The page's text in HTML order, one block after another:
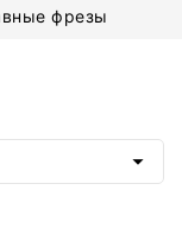
фрезы
